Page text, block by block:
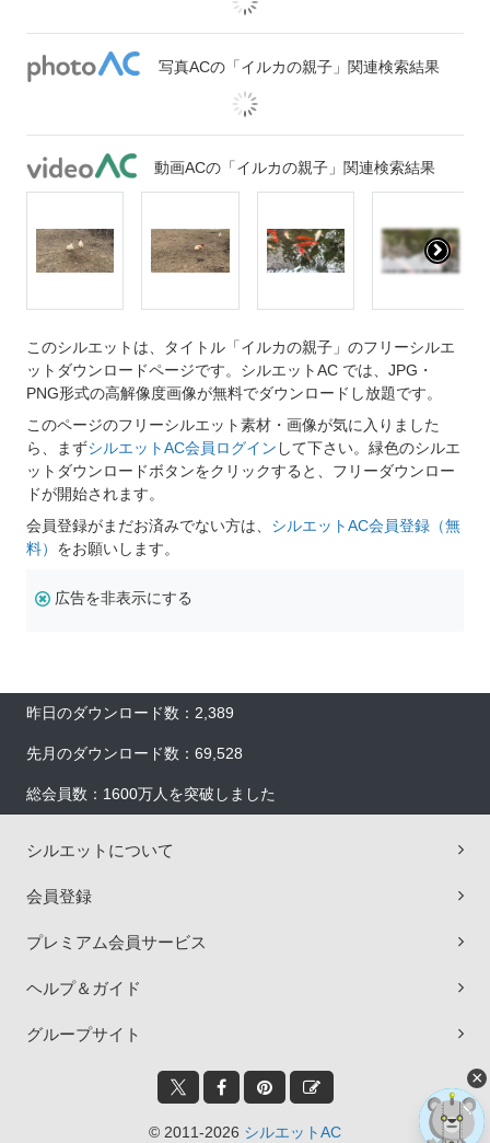
写真ACの「イルカの親子」関連検索結果
動画ACの「イルカの親子」関連検索結果
このシルエットは、タイトル「イルカの親子」のフリーシルエ
ットダウンロードページです。シルエットAC では、JPG・
PNG形式の高解像度画像が無料でダウンロードし放題です。
このページのフリーシルエット素材・画像が気に入りました
ら、まずシルエットAC会員ログイン して下さい。緑色のシルエ
ットダウンロードボタンをクリックすると、フリーダウンロー
ドが開始されます。
会員登録がまだお済みでない方は、 シルエットAC会員登録（無
料） をお願いします。
広告を非表示にする
昨日のダウンロード数：2,389
先月のダウンロード数：69,528
総会員数：1600万人を突破しました
シルエットについて
会員登録
プレミアム会員サービス
ヘルプ＆ガイド
グループサイト
© 2011-2026 シルエットAC
×